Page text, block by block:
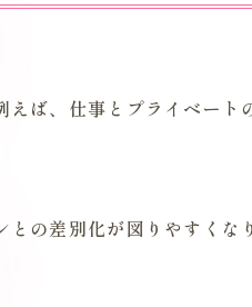
えば、仕事とプライベート
の差別化が図りやすくな